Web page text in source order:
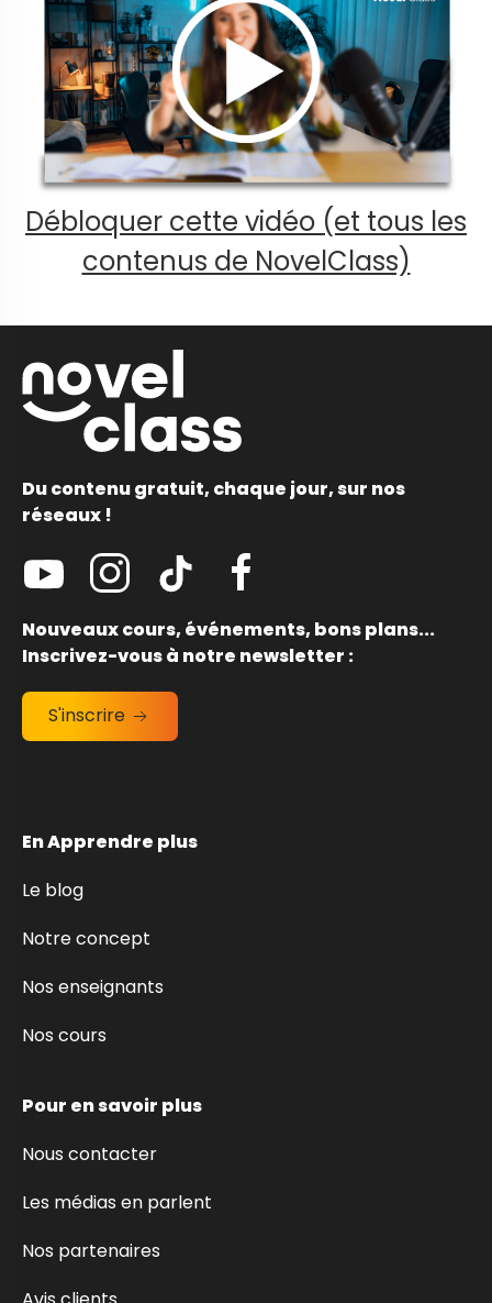
Débloquer cette vidéo (et tous les
contenus de NovelClass)
Du contenu gratuit, chaque jour, sur nos
réseaux !
Nouveaux cours, événements, bons plans...
Inscrivez-vous à notre newsletter :
S'inscrire
En Apprendre plus
Le blog
Notre concept
Nos enseignants
Nos cours
Pour en savoir plus
Nous contacter
Les médias en parlent
Nos partenaires